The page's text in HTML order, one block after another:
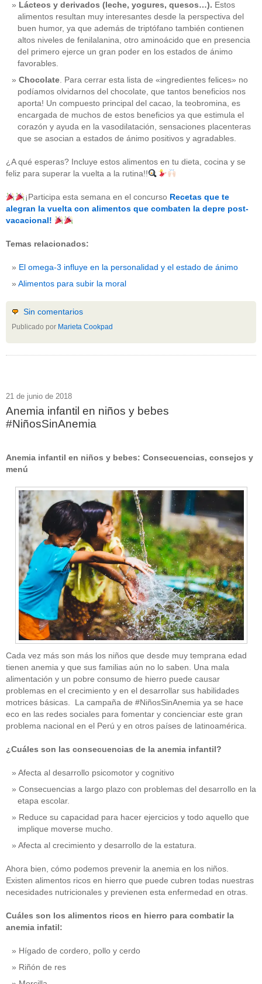
CATEGORÍAS
acido-folico (4)
alergias(3)
alimentos(22)
alimentos-perjudiaciales (17)
antioxidantes (6)
beneficios-salud(53)
calcio
corazon(1)
dietas(10)
embarazo
nutricion(3)
obesidad(12)
Sin categoría(438)
vitaminas(10)
RSS - Entradas
ADMINISTRAR
Lácteos y derivados (leche, yogures, quesos…). Estos
alimentos resultan muy interesantes desde la perspectiva del
buen humor, ya que además de triptófano también contienen
altos niveles de fenilalanina, otro aminoácido que en presencia
del primero ejerce un gran poder en los estados de ánimo
favorables.
Chocolate. Para cerrar esta lista de «ingredientes felices» no
podíamos olvidarnos del chocolate, que tantos beneficios nos
aporta! Un compuesto principal del cacao, la teobromina, es
encargada de muchos de estos beneficios ya que estimula el
corazón y ayuda en la vasodilatación, sensaciones placenteras
que se asocian a estados de ánimo positivos y agradables.
¿A qué esperas? Incluye estos alimentos en tu dieta, cocina y se
feliz para superar la vuelta a la rutina!!
¡Participa esta semana en el concurso Recetas que te
alegran la vuelta con alimentos que combaten la depre post-
vacacional!
Temas relacionados:
El omega-3 influye en la personalidad y el estado de ánimo
Alimentos para subir la moral
Sin comentarios
Publicado por Marieta Cookpad
21 de junio de 2018
Anemia infantil en niños y bebes
#NiñosSinAnemia
Anemia infantil en niños y bebes: Consecuencias, consejos y
menú
Cada vez más son más los niños que desde muy temprana edad
tienen anemia y que sus familias aún no lo saben. Una mala
alimentación y un pobre consumo de hierro puede causar
problemas en el crecimiento y en el desarrollar sus habilidades
motrices básicas. La campaña de #NiñosSinAnemia ya se hace
eco en las redes sociales para fomentar y concienciar este gran
problema nacional en el Perú y en otros países de latinoamérica.
¿Cuáles son las consecuencias de la anemia infantil?
Afecta al desarrollo psicomotor y cognitivo
Consecuencias a largo plazo con problemas del desarrollo en la
etapa escolar.
Reduce su capacidad para hacer ejercicios y todo aquello que
implique moverse mucho.
Afecta al crecimiento y desarrollo de la estatura.
Ahora bien, cómo podemos prevenir la anemia en los niños.
Existen alimentos ricos en hierro que puede cubren todas nuestras
necesidades nutricionales y previenen esta enfermedad en otras.
Cuáles son los alimentos ricos en hierro para combatir la
anemia infatil:
Hígado de cordero, pollo y cerdo
Riñón de res